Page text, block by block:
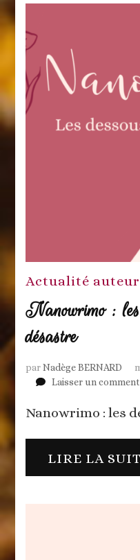
Actualité auteur
Nanowrimo : les
désastre
parNadège BERNARD
Laisser un
Nanowrimo : les
LIRE LA